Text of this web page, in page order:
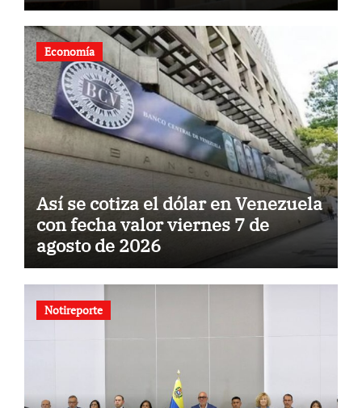
Economía
Así se cotiza el dólar en Venezuela
con fecha valor viernes 7 de
agosto de 2026
Notireporte